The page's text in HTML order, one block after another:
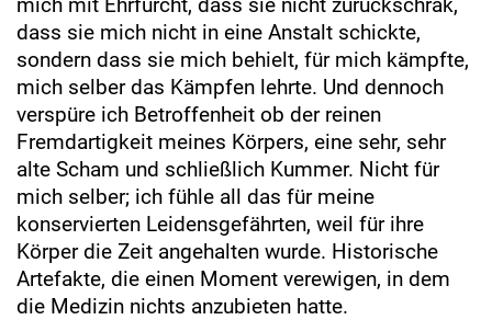
dass sie mich nicht in eine Anstalt schickte,
sondern dass sie mich behielt, für mich kämpfte,
mich selber das Kämpfen lehrte. Und dennoch
verspüre ich Betroffenheit ob der reinen
Fremdartigkeit meines Körpers, eine sehr, sehr
alte Scham und schließlich Kummer. Nicht für
mich selber; ich fühle all das für meine
konservierten Leidensgefährten, weil für ihre
Körper die Zeit angehalten wurde. Historische
Artefakte, die einen Moment verewigen, in dem
die Medizin nichts anzubieten hatte.